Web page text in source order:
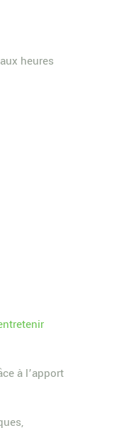
heures
à l’apport